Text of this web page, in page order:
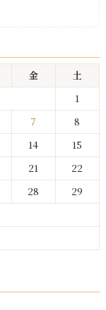
金 土
1
7
8
14
15
21
22
28
29